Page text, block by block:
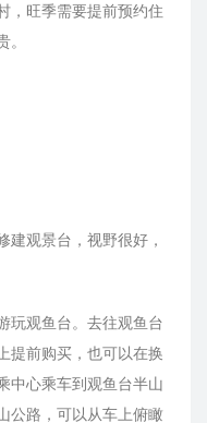
，旺季需要提前预约住
建观景台，视野很好，
玩观鱼台。去往观鱼台
提前购买，也可以在换
中心乘车到观鱼台半山
公路，可以从车上俯瞰